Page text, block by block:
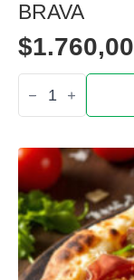
BRAVA
$1.760,00
Quantidade
de
Brava